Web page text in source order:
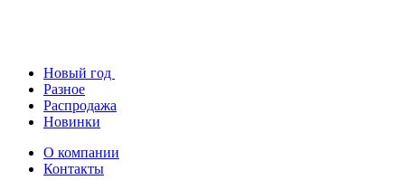
Новый год
Разное
Распродажа
Новинки
О компании
Контакты